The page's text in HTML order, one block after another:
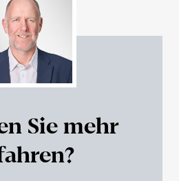
Sie mehr